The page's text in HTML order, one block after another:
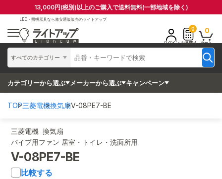
13,000円(税別)以上のご購入で送料無料(一部地域を除く)
LED・照明器具なら激安通販販売のライトアップ
すべてのカテゴリー
ログイン
0
お見積り
0
カート
カテゴリーから選ぶ メーカーから選ぶ キャンペーン
TOP三菱電機換気扇V-08PE7-BE
三菱電機 換気扇
パイプ用ファン 居室・トイレ・洗面所用
V-08PE7-BE
比較する